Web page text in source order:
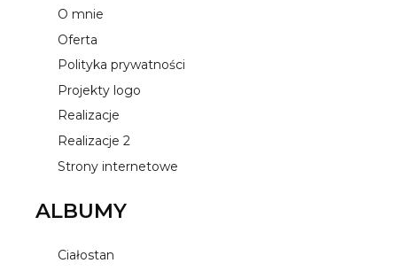
O mnie
Oferta
Polityka prywatności
Projekty logo
Realizacje
Realizacje 2
Strony internetowe
ALBUMY
Ciałostan